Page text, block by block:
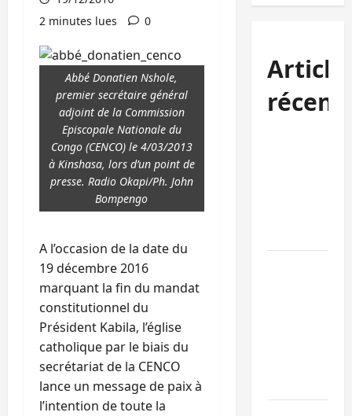
2 minutes lues
0
Abbé Donatien Nshole,
premier secrétaire général
adjoint de la Commission
Episcopale Nationale du
Congo (CENCO) le 4/03/2013
à Kinshasa, lors d’un point de
presse. Radio Okapi/Ph. John
Bompengo
A l’occasion de la date du
19 décembre 2016
marquant la fin du mandat
constitutionnel du
Président Kabila, l’église
catholique par le biais du
secrétariat de la CENCO
lance un message de paix à
l’intention de toute la